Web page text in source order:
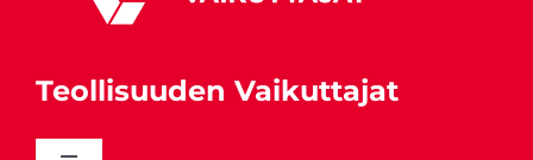
Teollisuuden Vaikuttajat